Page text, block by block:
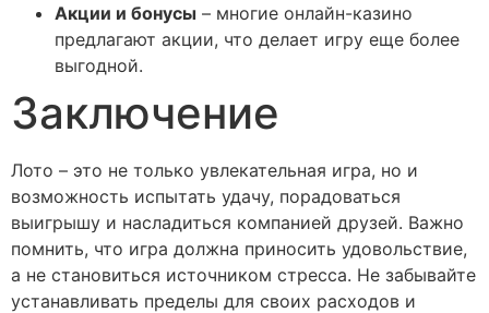
Акции и бонусы – многие онлайн-казино
предлагают акции, что делает игру еще более
выгодной.
Заключение
Лото – это не только увлекательная игра, но и
возможность испытать удачу, порадоваться
выигрышу и насладиться компанией друзей. Важно
помнить, что игра должна приносить удовольствие,
а не становиться источником стресса. Не забывайте
устанавливать пределы для своих расходов и